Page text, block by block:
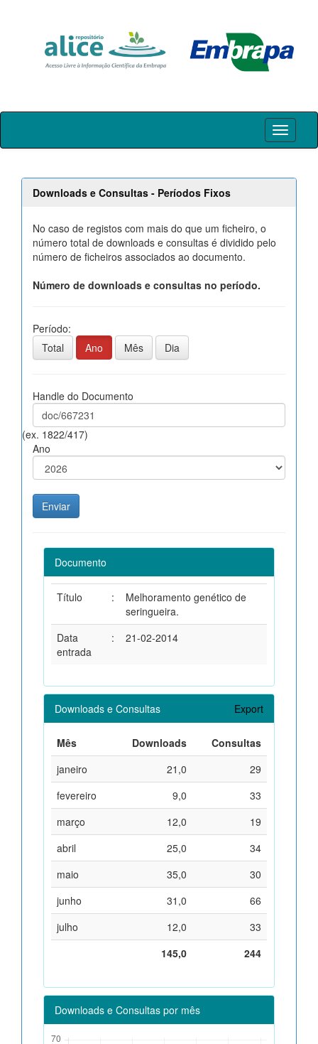
Skip
Downloads e Consultas - Períodos Fixos
No caso de registos com mais do que um ficheiro, o
número total de downloads e consultas é dividido pelo
número de ficheiros associados ao documento.
Número de downloads e consultas no período.
Período:
Total
Ano Mês Dia
Handle do Documento
(ex. 1822/417)
Ano
Documento
Título :
Melhoramento genético de
seringueira.
Data
entrada
: 21-02-2014
Downloads e Consultas Export
Mês Downloads
Consultas
janeiro
21,0
29
fevereiro
9,0
33
março
12,0
19
abril
25,0
34
maio
35,0
30
junho
31,0
66
julho
12,0
33
145,0
244
Downloads e Consultas por mês